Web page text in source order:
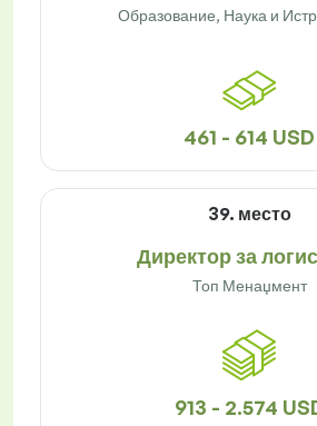
Образование, Наука и
461 - 614 USD
39. место
Директор за
Топ Менаџмент
913 - 2.574